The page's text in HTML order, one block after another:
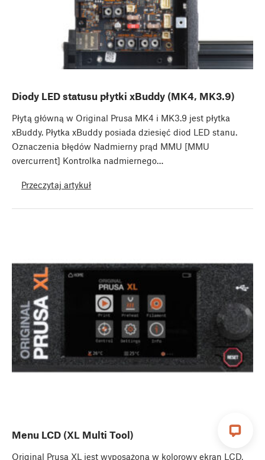
Diody LED statusu płytki xBuddy (MK4, MK3.9)
Płytą główną w Original Prusa MK4 i MK3.9 jest płytka
xBuddy. Płytka xBuddy posiada dziesięć diod LED stanu.
Oznaczenia błędów Nadmierny prąd MMU [MMU
overcurrent] Kontrolka nadmiernego…
Przeczytaj artykuł
Menu LCD (XL Multi Tool)
Original Prusa XL jest wyposażona w kolorowy ekran LCD,